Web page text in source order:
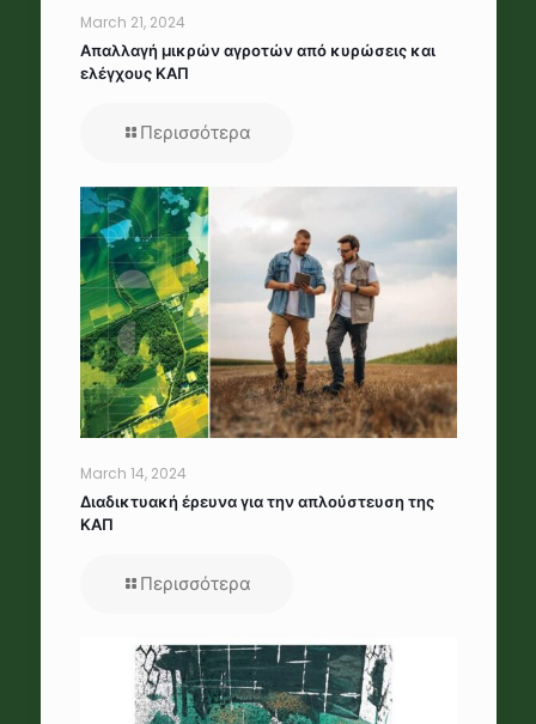
March 21, 2024
Απαλλαγή μικρών αγροτών από κυρώσεις και
ελέγχους ΚΑΠ
Περισσότερα
March 14, 2024
Διαδικτυακή έρευνα για την απλούστευση της
ΚΑΠ
Περισσότερα